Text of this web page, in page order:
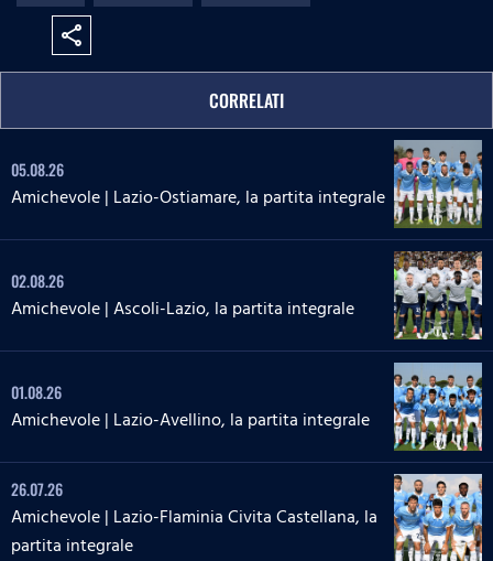
share
CORRELATI
05.08.26
Amichevole | Lazio-Ostiamare, la partita integrale
02.08.26
Amichevole | Ascoli-Lazio, la partita integrale
01.08.26
Amichevole | Lazio-Avellino, la partita integrale
26.07.26
Amichevole | Lazio-Flaminia Civita Castellana, la
partita integrale